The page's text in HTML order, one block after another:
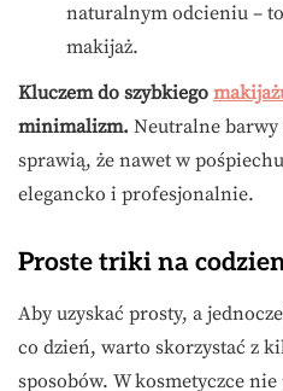
naturalnym odcieniu –
makijaż.
Kluczem do szybkiego
minimalizm. Neutralne
sprawią, że nawet w
elegancko i profesjonalnie.
Proste triki na
Aby uzyskać prosty, a
co dzień, warto skorzystać z
sposobów. W kosmetyczce